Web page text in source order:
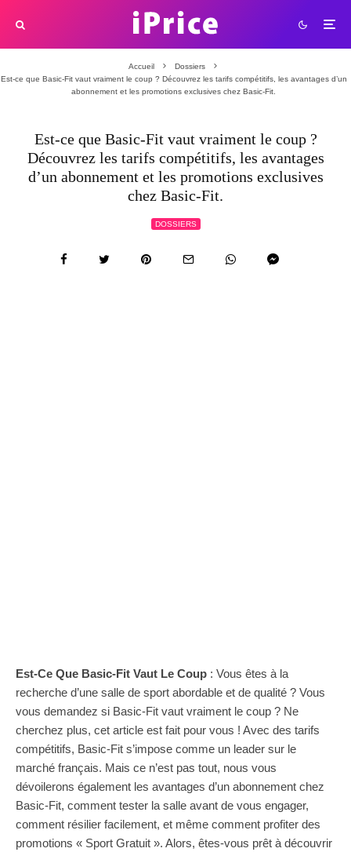
Accueil
Dossiers
Est-ce que Basic-Fit vaut vraiment le coup ? Découvrez les tarifs compétitifs, les avantages d’un
abonnement et les promotions exclusives chez Basic-Fit.
Est-ce que Basic-Fit vaut vraiment le coup ?
Découvrez les tarifs compétitifs, les avantages
d’un abonnement et les promotions exclusives
chez Basic-Fit.
DOSSIERS
Est-Ce Que Basic-Fit Vaut Le Coup : Vous êtes à la
recherche d’une salle de sport abordable et de qualité ? Vous
vous demandez si Basic-Fit vaut vraiment le coup ? Ne
cherchez plus, cet article est fait pour vous ! Avec des tarifs
compétitifs, Basic-Fit s’impose comme un leader sur le
marché français. Mais ce n’est pas tout, nous vous
dévoilerons également les avantages d’un abonnement chez
Basic-Fit, comment tester la salle avant de vous engager,
comment résilier facilement, et même comment profiter des
promotions « Sport Gratuit ». Alors, êtes-vous prêt à découvrir